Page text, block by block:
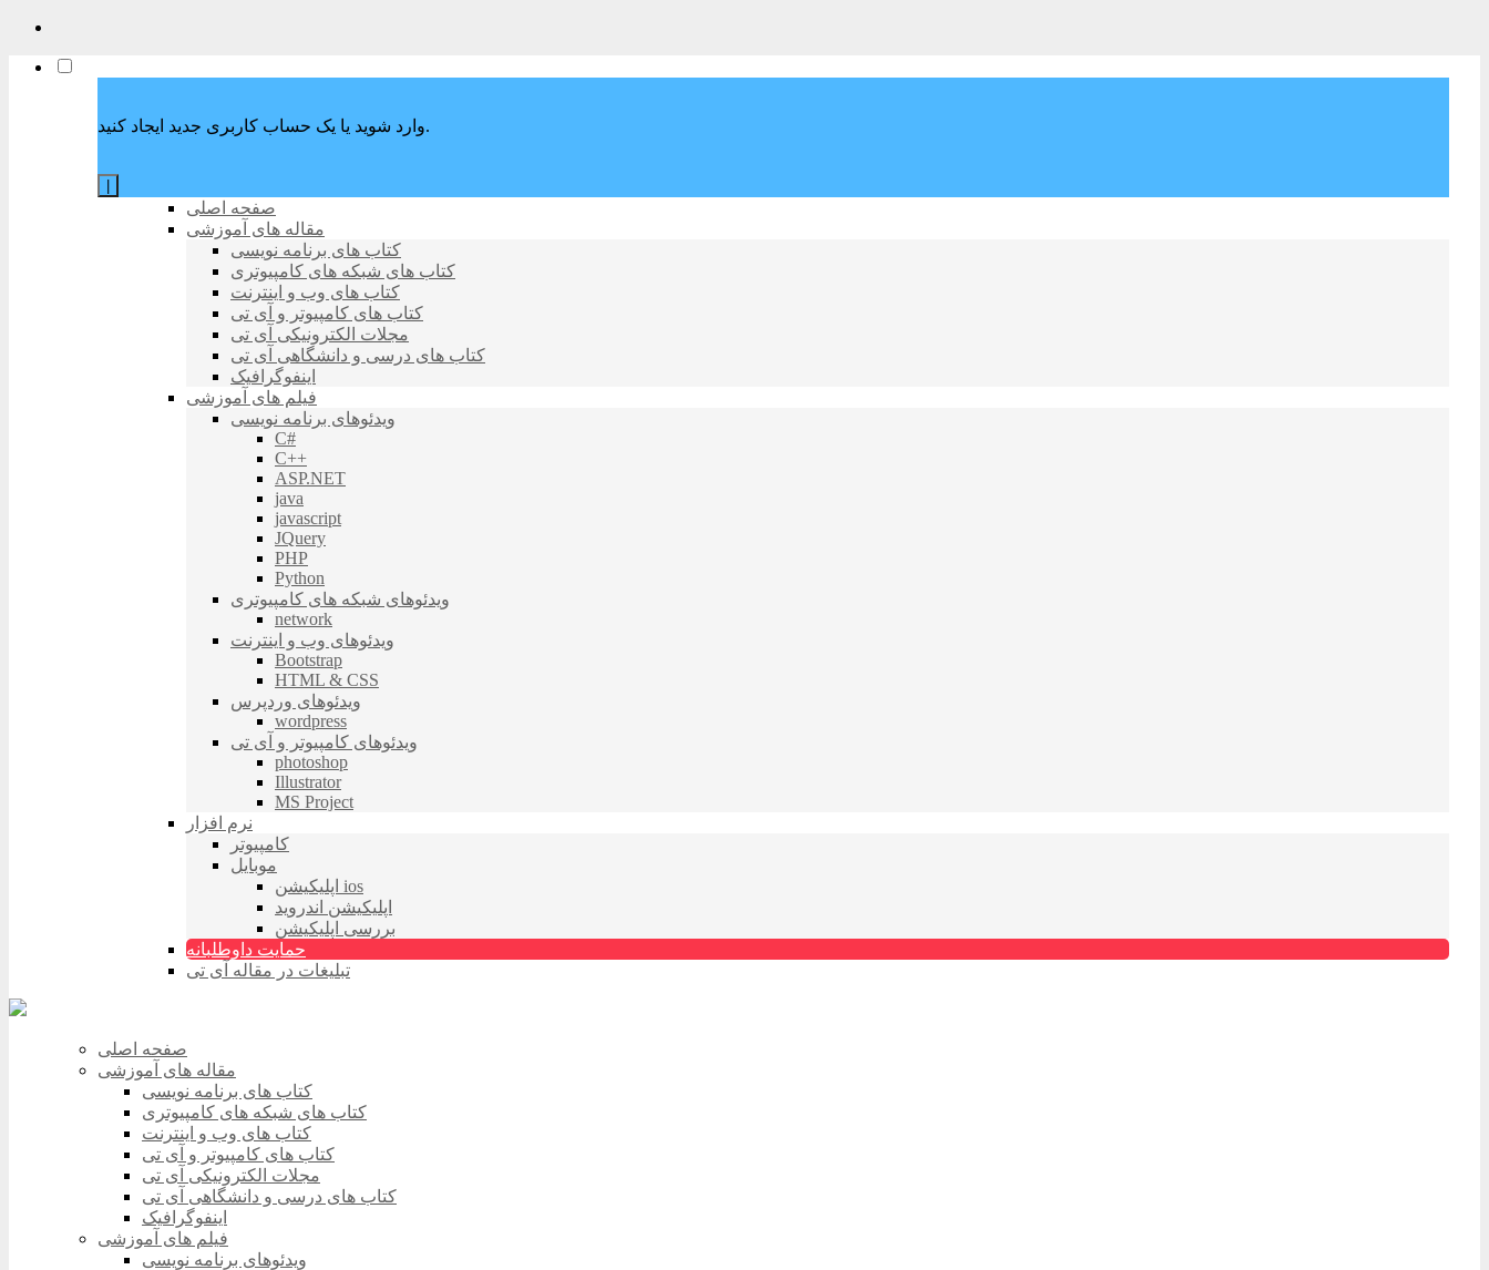
وارد شوید یا یک حساب کاربری جدید ایجاد کنید.
صفحه اصلی
مقاله های آموزشی
کتاب های برنامه نویسی
کتاب های شبکه های کامپیوتری
کتاب های وب و اینترنت
کتاب های کامپیوتر و آی تی
مجلات الکترونیکی آی تی
کتاب های درسی و دانشگاهی آی تی
اینفوگرافیک
فیلم های آموزشی
ویدئوهای برنامه نویسی
C#
C++
ASP.NET
java
javascript
JQuery
PHP
Python
ویدئوهای شبکه های کامپیوتری
network
ویدئوهای وب و اینترنت
Bootstrap
HTML & CSS
ویدئوهای وردپرس
wordpress
ویدئوهای کامپیوتر و آی تی
photoshop
Illustrator
MS Project
نرم افزار
کامپیوتر
موبایل
اپلیکیشن ios
اپلیکیشن اندروید
بررسی اپلیکیشن
حمایت داوطلبانه
تبلیغات در مقاله آی تی
صفحه اصلی
مقاله های آموزشی
کتاب های برنامه نویسی
کتاب های شبکه های کامپیوتری
کتاب های وب و اینترنت
کتاب های کامپیوتر و آی تی
مجلات الکترونیکی آی تی
کتاب های درسی و دانشگاهی آی تی
اینفوگرافیک
فیلم های آموزشی
ویدئوهای برنامه نویسی